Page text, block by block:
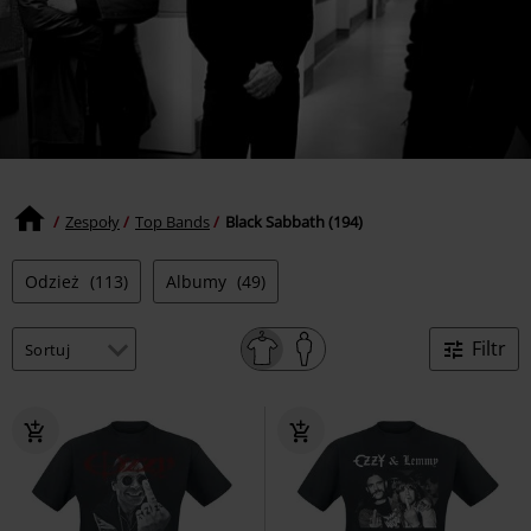
Zespoły Top Bands Black Sabbath (194)
Odzież (113) Albumy (49)
Filtr